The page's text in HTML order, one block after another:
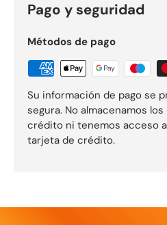
Pago y seguridad
Métodos de pago
Su información de pago se
segura. No almacenamos
crédito ni tenemos acceso
tarjeta de crédito.